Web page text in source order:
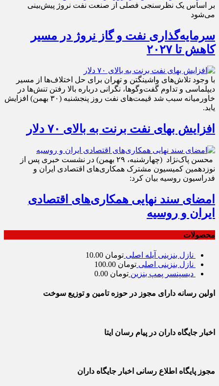
بر اساس یک نظرسنجی فصلی از صنعت نفت نروژ پیش‌بینی
می‌شود
سرمایه‌گذاری نفت و گاز نروژ در مسیر
کاهش تا ۲۰۲۷
با وجود تلاش‌های واشینگتن و تهران برای حل اختلاف‌ها از مسیر
دیپلماسی و تداوم گفت‌وگوها، نگرانی درباره بالا رفتن تنش‌ها در
خاورمیانه سبب شد قیمت‌های نفت روز پنجشنبه (۳۰ بهمن) افزایش
یابد.
افزایش بهای نفت برنت به بالای ۷۰ دلار
محسن پاک‌نژاد (چهارشنبه، ۲۹ بهمن) در نشست خبری پس از
نوزدهمین کمیسیون مشترک همکاری‌های اقتصادی ایران و
فدراسیون روسیه بیان کرد:
امضای سند نهایی همکاری‌های اقتصادی
ایران و روسیه
محصولات
نازل بنزینی آیله اصلی تومان
نازل بنزینی اصلی تومان
دیسپنسر پمپ بنزین تومان
اولین رسانه دارای مجوز در حوزه تامین و توزیع سوخت
اخبار جایگاه داران در پیام رسان ایتا
مجوز پایگاه اطلاع رسانی اخبار جایگاه داران